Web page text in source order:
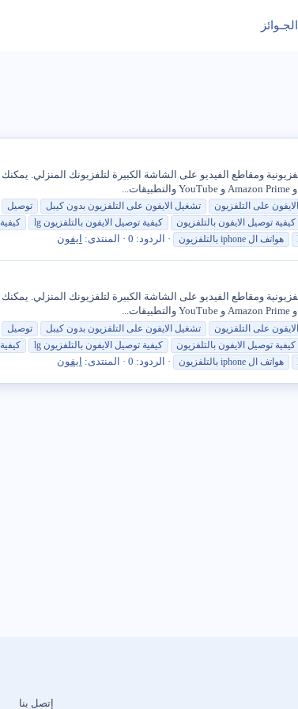
الايفون على التلفزيون تشغيل الايفون على التلفزيون بدون كيبل توصيل
كيفية توصيل الايفون بالتلفزيون كيفية توصيل الايفون بالتلفزيون lg كيفية
هواتف ال iphone بالتلفزيون الردود: 0 المنتدى: ايفون
الايفون على التلفزيون تشغيل الايفون على التلفزيون بدون كيبل توصيل
كيفية توصيل الايفون بالتلفزيون كيفية توصيل الايفون بالتلفزيون lg كيفية
هواتف ال iphone بالتلفزيون الردود: 0 المنتدى: ايفون
إتصل بنا